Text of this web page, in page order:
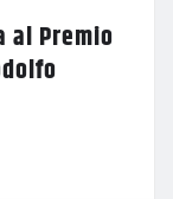
al Premio